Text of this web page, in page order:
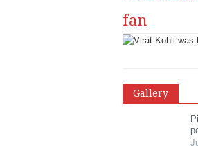
fan
Gallery